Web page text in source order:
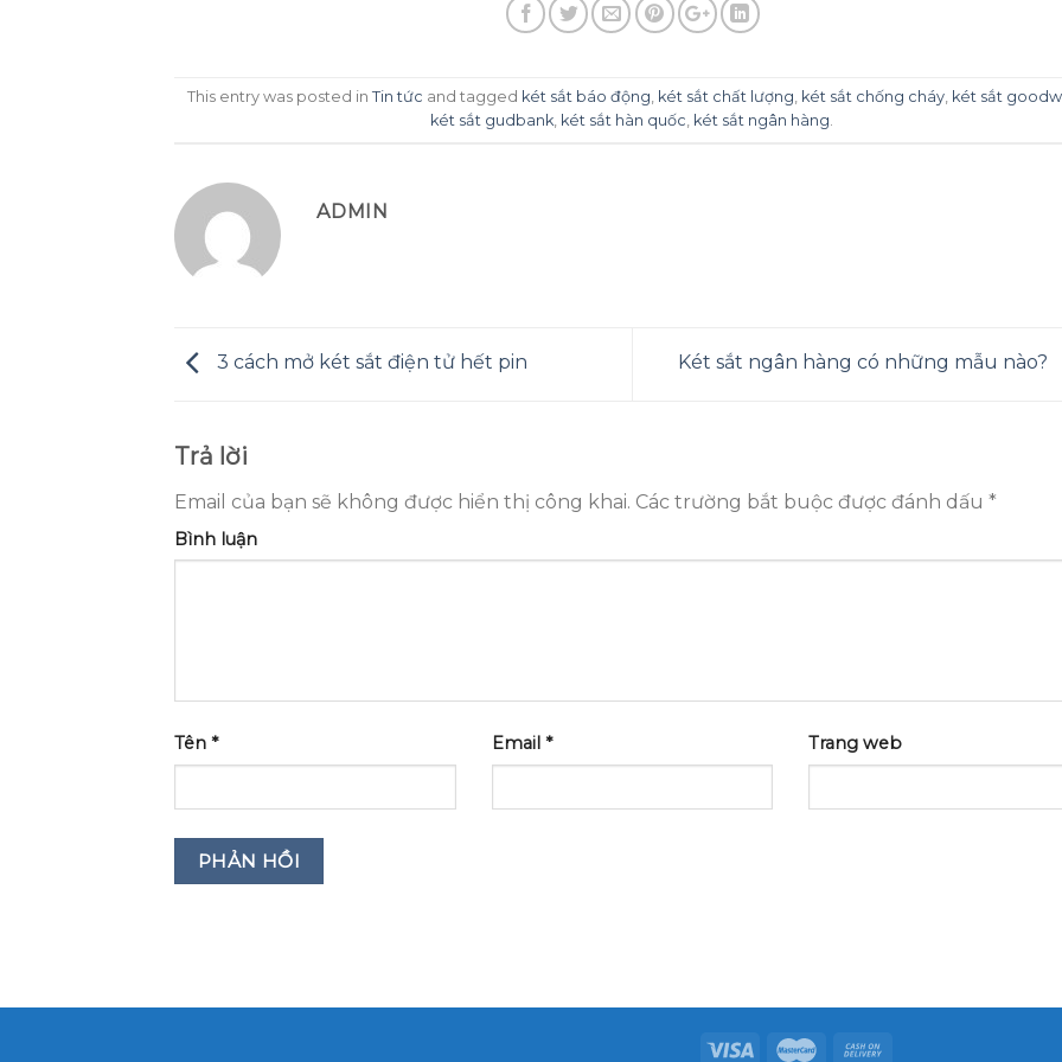
This entry was posted inTin tức and tagged két sắt báo động, két sắt chất lượng, két sắt chống cháy, két sắt
két sắt gudbank, két sắt hàn quốc, két sắt ngân hàng.
ADMIN
3 cách mở két sắt điện tử hết pin Két sắt ngân hàng có những mẫu nào?
Trả lời
Email của bạn sẽ không được hiển thị công khai. Các trường bắt buộc được đánh dấu *
Bình luận
Tên * Email * Trang web